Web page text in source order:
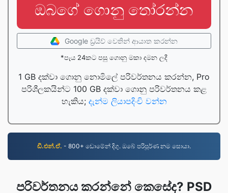
ඔබගේ ගොනු තෝරන්න
Google ඩ්‍රයිව් වෙතින් ආයාත කරන්න
*පැය 24කට පසු ගොනු මකා දමන ලදී
1 GB දක්වා ගොනු නොමිලේ පරිවර්තනය කරන්න, Pro
පරිශීලකයින්ට 100 GB දක්වා ගොනු පරිවර්තනය කළ
හැකිය; දැන්ම ලියාපදිංචි වන්න
ඩී.එන්.ඒ. - 800+ ඩොමේන් දිගු. ඔබේ පරිපූර්ණ නම සොයා.
පරිවර්තනය කරන්නේ කෙසේද? PSD